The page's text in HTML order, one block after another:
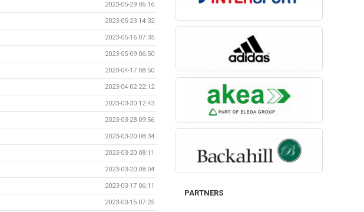
2023-05-29 06:16
2023-05-23 14:32
2023-05-16 07:35
2023-05-09 06:50
2023-04-17 08:50
2023-04-02 22:12
2023-03-30 12:43
2023-03-28 09:56
2023-03-20 08:34
2023-03-20 08:11
2023-03-20 08:04
2023-03-17 06:11
2023-03-15 07:25
PARTNERS